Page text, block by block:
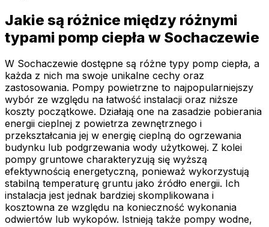
Jakie są różnice między różnymi
typami pomp ciepła w Sochaczewie
W Sochaczewie dostępne są różne typy pomp ciepła, a
każda z nich ma swoje unikalne cechy oraz
zastosowania. Pompy powietrzne to najpopularniejszy
wybór ze względu na łatwość instalacji oraz niższe
koszty początkowe. Działają one na zasadzie pobierania
energii cieplnej z powietrza zewnętrznego i
przekształcania jej w energię cieplną do ogrzewania
budynku lub podgrzewania wody użytkowej. Z kolei
pompy gruntowe charakteryzują się wyższą
efektywnością energetyczną, ponieważ wykorzystują
stabilną temperaturę gruntu jako źródło energii. Ich
instalacja jest jednak bardziej skomplikowana i
kosztowna ze względu na konieczność wykonania
odwiertów lub wykopów. Istnieją także pompy wodne,